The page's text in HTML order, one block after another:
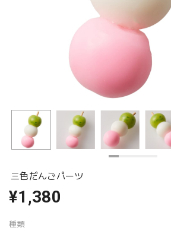
三色だんごパーツ
¥1,380
種類